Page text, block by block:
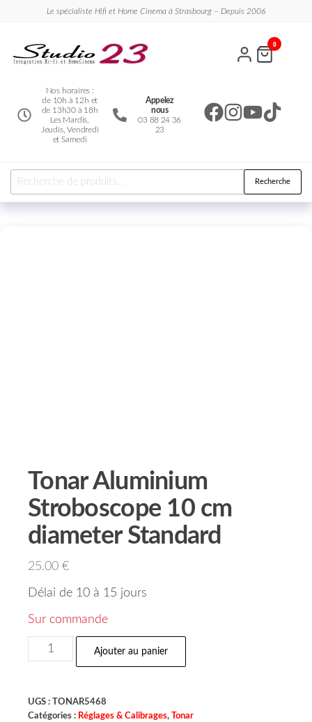
Le spécialiste Hifi et Home Cinema à Strasbourg – Depuis 2006
Nos horaires :
de 10h à 12h et
de 13h30 à 18h
Les Mardis,
Jeudis, Vendredi
et Samedi
Appelez
nous
03 88 24 36
23
0
Recherche
Tonar Aluminium
Stroboscope 10 cm
diameter Standard
25.00 €
Délai de 10 à 15 jours
Sur commande
Ajouter au panier
UGS : TONAR5468
Catégories : Réglages & Calibrages, Tonar